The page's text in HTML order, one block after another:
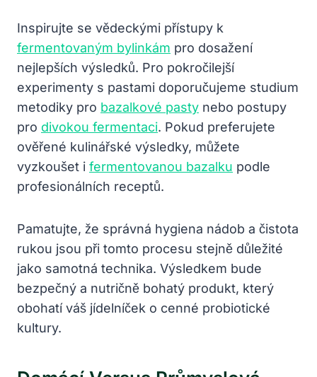
Inspirujte se vědeckými přístupy k
fermentovaným bylinkám pro dosažení
nejlepších výsledků. Pro pokročilejší
experimenty s pastami doporučujeme studium
metodiky pro bazalkové pasty nebo postupy
pro divokou fermentaci. Pokud preferujete
ověřené kulinářské výsledky, můžete
vyzkoušet i fermentovanou bazalku podle
profesionálních receptů.
Pamatujte, že správná hygiena nádob a čistota
rukou jsou při tomto procesu stejně důležité
jako samotná technika. Výsledkem bude
bezpečný a nutričně bohatý produkt, který
obohatí váš jídelníček o cenné probiotické
kultury.